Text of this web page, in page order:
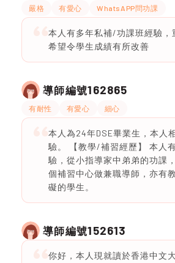
嚴格 有愛心 WhatsAPP問功課
本人有多年私補/功課班經驗，
希望令學生成績有所改善
導師編號162865
有耐性 有愛心 細心
本人為24年DSE畢業生，本人
驗。 【教學/補習經歷】 本人
驗，從小指導家中弟弟的功課
個補習中心做兼職導師，亦有
礙的學生。
導師編號152613
你好，本人現就讀於香港中文